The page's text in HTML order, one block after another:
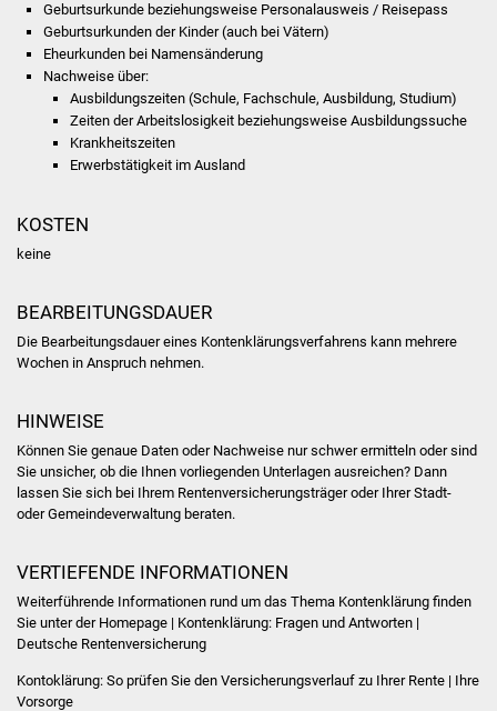
Kultur & Freizeit
Veranstaltungen
Stadtbücherei
Zehntscheuer
Bürgerhaus
Vereine und Parteien
Geburtsurkunde beziehungsweise Personalausweis / Reisepass
Geburtsurkunden der Kinder (auch bei Vätern)
Eheurkunden bei Namensänderung
Nachweise über:
Ausbildungszeiten (Schule, Fachschule, Ausbildung, Studium)
Zeiten der Arbeitslosigkeit beziehungsweise Ausbildungssuche
Krankheitszeiten
Erwerbstätigkeit im Ausland
KOSTEN
keine
BEARBEITUNGSDAUER
Die Bearbeitungsdauer eines Kontenklärungsverfahrens kann mehrere
Wochen in Anspruch nehmen.
HINWEISE
Können Sie genaue Daten oder Nachweise nur schwer ermitteln oder sind
Sie unsicher, ob die Ihnen vorliegenden Unterlagen ausreichen? Dann
lassen Sie sich bei Ihrem Rentenversicherungsträger oder Ihrer Stadt-
oder Gemeindeverwaltung beraten.
VERTIEFENDE INFORMATIONEN
Weiterführende Informationen rund um das Thema Kontenklärung finden
Sie unter der Homepage | Kontenklärung: Fragen und Antworten |
Deutsche Rentenversicherung
Kontoklärung: So prüfen Sie den Versicherungsverlauf zu Ihrer Rente | Ihre
Vorsorge